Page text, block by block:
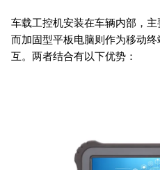
车载工控机安装在车辆内部，
而加固型平板电脑则作为移动
互。两者结合有以下优势：